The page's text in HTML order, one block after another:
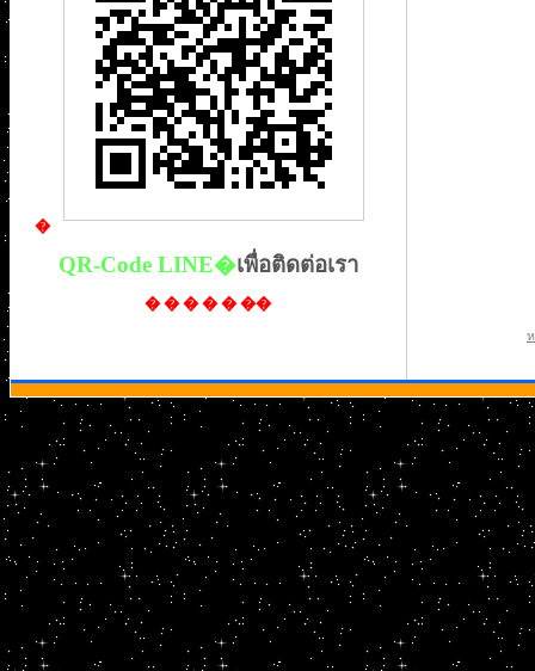
�
QR-Code LINE�เพื่อติดต่อเรา
� � � � � ��